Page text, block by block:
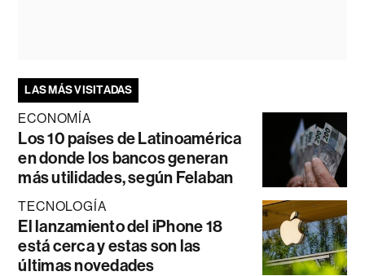
LAS MÁS VISITADAS
ECONOMÍA
Los 10 países de Latinoamérica
en donde los bancos generan
más utilidades, según Felaban
TECNOLOGÍA
El lanzamiento del iPhone 18
está cerca y estas son las
últimas novedades